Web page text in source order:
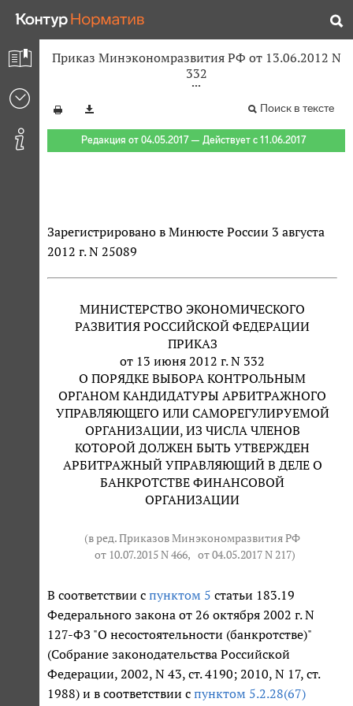
Приказ Минэкономразвития РФ от 13.06.2012 N
332
Поиск в тексте
Редакция от 04.05.2017 — Действует с 11.06.2017
Зарегистрировано в Минюсте России 3 августа
2012 г. N 25089
МИНИСТЕРСТВО ЭКОНОМИЧЕСКОГО
РАЗВИТИЯ РОССИЙСКОЙ ФЕДЕРАЦИИ
ПРИКАЗ
от 13 июня 2012 г. N 332
О ПОРЯДКЕ ВЫБОРА КОНТРОЛЬНЫМ
ОРГАНОМ КАНДИДАТУРЫ АРБИТРАЖНОГО
УПРАВЛЯЮЩЕГО ИЛИ САМОРЕГУЛИРУЕМОЙ
ОРГАНИЗАЦИИ, ИЗ ЧИСЛА ЧЛЕНОВ
КОТОРОЙ ДОЛЖЕН БЫТЬ УТВЕРЖДЕН
АРБИТРАЖНЫЙ УПРАВЛЯЮЩИЙ В ДЕЛЕ О
БАНКРОТСТВЕ ФИНАНСОВОЙ
ОРГАНИЗАЦИИ
(в ред. Приказов Минэкономразвития РФ
от 10.07.2015 N 466, от 04.05.2017 N 217)
В соответствии с пунктом 5 статьи 183.19
Федерального закона от 26 октября 2002 г. N
127-ФЗ "О несостоятельности (банкротстве)"
(Собрание законодательства Российской
Федерации, 2002, N 43, ст. 4190; 2010, N 17, ст.
1988) и в соответствии с пунктом 5.2.28(67)